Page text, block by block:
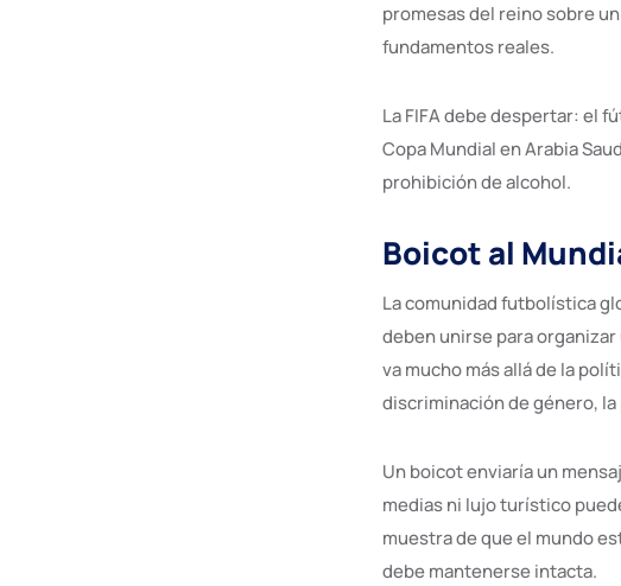
promesas del reino sobre
fundamentos reales.
La FIFA debe despertar: el
Copa Mundial en Arabia
prohibición de alcohol.
Boicot al
La comunidad futbolística
deben unirse para organizar
va mucho más allá de la
discriminación de género,
Un boicot enviaría un
medias ni lujo turístico
muestra de que el mundo
debe mantenerse intacta.